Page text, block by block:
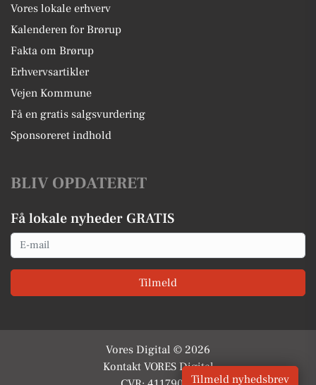
Vores lokale erhverv
Kalenderen for Brørup
Fakta om Brørup
Erhvervsartikler
Vejen Kommune
Få en gratis salgsvurdering
Sponsoreret indhold
BLIV OPDATERET
Få lokale nyheder GRATIS
Email
Tilmeld
Vores Digital © 2026
Kontakt VORES Digital
Tilmeld nyhedsbrev